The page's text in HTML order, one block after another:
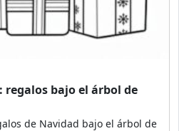
regalos bajo el árbol de
de Navidad bajo el árbol de